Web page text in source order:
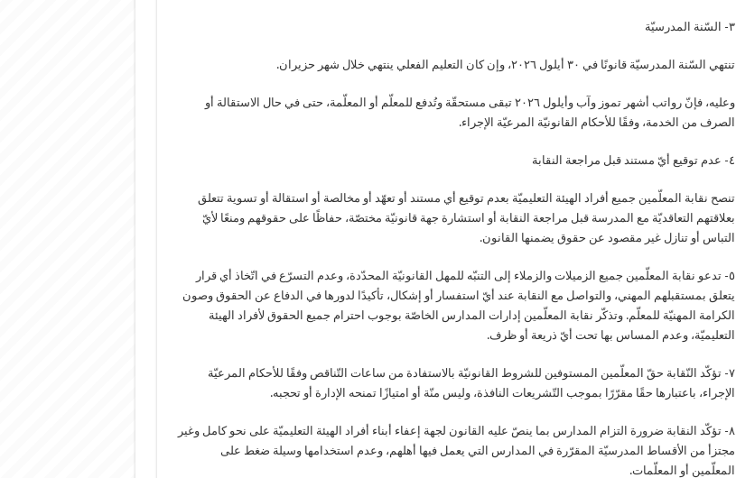
٣- السّنة المدرسيّة
تنتهي السّنة المدرسيّة قانونًا في ٣٠ أيلول ٢٠٢٦، وإن كان التعليم الفعلي ينتهي خلال شهر حزيران.
وعليه، فإنّ رواتب أشهر تموز وآب وأيلول ٢٠٢٦ تبقى مستحقّة وتُدفع للمعلّم أو المعلّمة، حتى في حال الاستقالة أو
الصرف من الخدمة، وفقًا للأحكام القانونيّة المرعيّة الإجراء.
٤- عدم توقيع أيّ مستند قبل مراجعة النقابة
تنصح نقابة المعلّمين جميع أفراد الهيئة التعليميّة بعدم توقيع أي مستند أو تعهّد أو مخالصة أو استقالة أو تسوية تتعلق
بعلاقتهم التعاقديّة مع المدرسة قبل مراجعة النقابة أو استشارة جهة قانونيّة مختصّة، حفاظًا على حقوقهم ومنعًا لأيّ
التباس أو تنازل غير مقصود عن حقوق يضمنها القانون.
٥- تدعو نقابة المعلّمين جميع الزميلات والزملاء إلى التنبّه للمهل القانونيّة المحدّدة، وعدم التسرّع في اتّخاذ أي قرار
يتعلق بمستقبلهم المهني، والتواصل مع النقابة عند أيّ استفسار أو إشكال، تأكيدًا لدورها في الدفاع عن الحقوق وصون
الكرامة المهنيّة للمعلّم. وتذكّر نقابة المعلّمين إدارات المدارس الخاصّة بوجوب احترام جميع الحقوق لأفراد الهيئة
التعليميّة، وعدم المساس بها تحت أيّ ذريعة أو ظرف.
٧- تؤكّد النّقابة حقّ المعلّمين المستوفين للشروط القانونيّة بالاستفادة من ساعات التّناقص وفقًا للأحكام المرعيّة
الإجراء، باعتبارها حقًا مقرّرًا بموجب التّشريعات النافذة، وليس منّة أو امتيازًا تمنحه الإدارة أو تحجبه.
٨- تؤكّد النقابة ضرورة التزام المدارس بما ينصّ عليه القانون لجهة إعفاء أبناء أفراد الهيئة التعليميّة على نحو كامل وغير
مجتزأ من الأقساط المدرسيّة المقرّرة في المدارس التي يعمل فيها أهلهم، وعدم استخدامها وسيلة ضغط على
المعلّمين أو المعلّمات.